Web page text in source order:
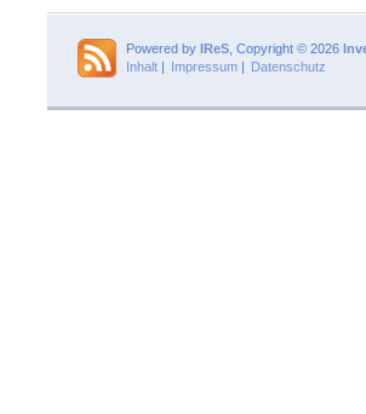
Powered by IReS , Copyright © 2026
Inhalt | Impressum | Datenschutz